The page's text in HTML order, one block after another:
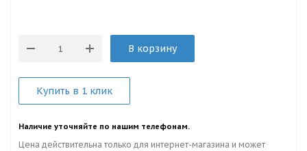
В корзину
Купить в 1 клик
Наличие уточняйте по нашим телефонам.
Цена действительна только для интернет-магазина и может